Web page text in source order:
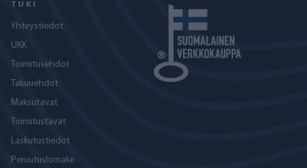
TUKI
Yhteystiedot
UKK
Toimitusehdot
Takuuehdot
Maksutavat
Toimitustavat
Laskutustiedot
Peruutuslomake